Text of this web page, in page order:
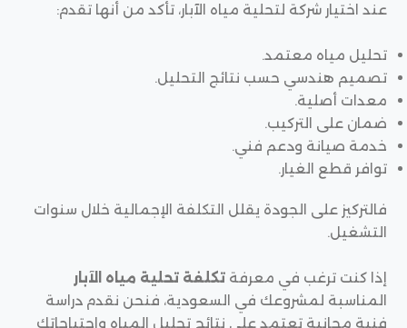
عند اختيار شركة لتحلية مياه الآبار، تأكد من أنها تقدم:
تحليل مياه معتمد.
تصميم هندسي حسب نتائج التحليل.
معدات أصلية.
ضمان على التركيب.
خدمة صيانة ودعم فني.
توافر قطع الغيار.
فالتركيز على الجودة يقلل التكلفة الإجمالية خلال سنوات
التشغيل.
إذا كنت ترغب في معرفةتكلفة تحلية مياه الآبار
المناسبة لمشروعك في السعودية، فنحن نقدم دراسة
فنية مجانية تعتمد على نتائج تحليل المياه واحتياجاتك